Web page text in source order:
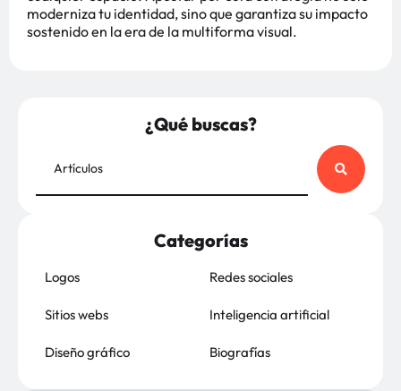
moderniza tu identidad, sino que garantiza su impacto
sostenido en la era de la multiforma visual.
¿Qué buscas?
Categorías
Logos
Sitios webs
Diseño gráfico
Redes sociales
Inteligencia artificial
Biografías